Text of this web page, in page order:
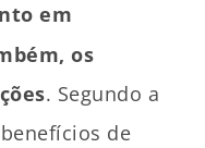
em
os
. Segundo a
de